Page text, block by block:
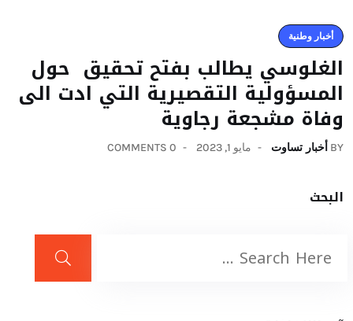
أخبار وطنية
الغلوسي يطالب بفتح تحقيق حول
المسؤولية التقصيرية التي ادت الى
وفاة مشجعة رجاوية
BY أخبار تساوت مايو 1, 2023 0 COMMENTS
البحث